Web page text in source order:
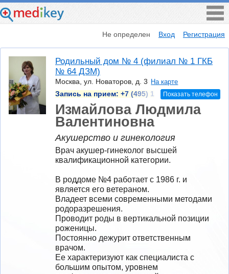
Не определен Вход Регистрация
Родильный дом № 4 (филиал № 1 ГКБ
№ 64 ДЗМ)
Москва, ул. Новаторов, д. 3 На карте
Запись на прием: +7 (495) 1 Показать телефон
Измайлова Людмила
Валентиновна
Акушерство и гинекология
Врач акушер-гинеколог высшей
квалификационной категории.
В роддоме №4 работает с 1986 г. и
является его ветераном.
Владеет всеми современными методами
родоразрешения.
Проводит роды в вертикальной позиции
роженицы.
Постоянно дежурит ответственным
врачом.
Ее характеризуют как специалиста с
большим опытом, уровнем